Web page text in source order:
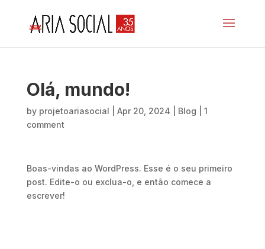
Olá, mundo!
by projetoariasocial Apr 20, 2024 Blog
1
comment
Boas-vindas ao WordPress. Esse é o seu primeiro
post. Edite-o ou exclua-o, e então comece a
escrever!